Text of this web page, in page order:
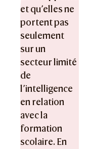
et qu’elles ne
portent pas
seulement
sur un
secteur limité
de
l’intelligence
en relation
avec la
formation
scolaire. En